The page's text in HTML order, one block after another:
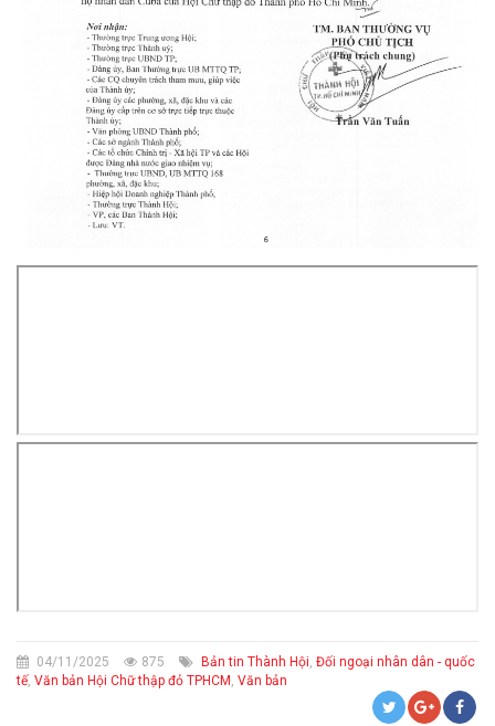
04/11/2025 875 Bản tin Thành Hội, Đối ngoại nhân dân - quốc
tế, Văn bản Hội Chữ thập đỏ TPHCM , Văn bản